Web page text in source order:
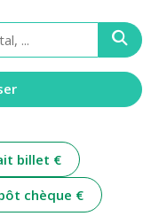
billet €
chèque €